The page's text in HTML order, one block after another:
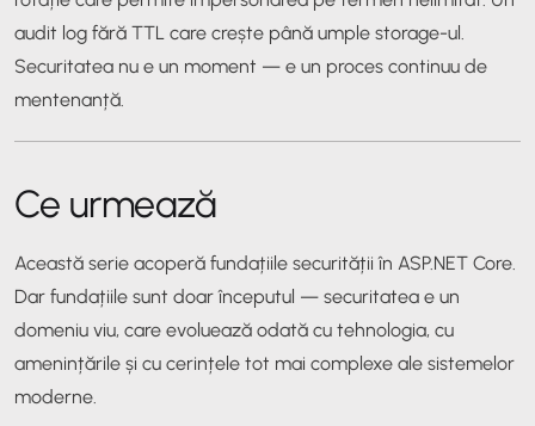
audit log fără TTL care crește până umple storage-ul.
Securitatea nu e un moment — e un proces continuu de
mentenanță.
Ce urmează
Această serie acoperă fundațiile securității în ASP.NET Core.
Dar fundațiile sunt doar începutul — securitatea e un
domeniu viu, care evoluează odată cu tehnologia, cu
amenințările și cu cerințele tot mai complexe ale sistemelor
moderne.